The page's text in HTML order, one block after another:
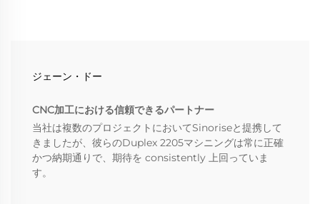
ジェーン・ドー
CNC加工における信頼できるパートナー
当社は複数のプロジェクトにおいてSinoriseと提携して
きましたが、彼らのDuplex 2205マシニングは常に正確
かつ納期通りで、期待を consistently 上回っていま
す。